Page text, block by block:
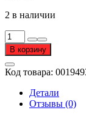
2 в наличии
Количество
товара
Серьга
д/
пирсинга
золота
В корзину
Код товара:
Детали
Отзывы (0)